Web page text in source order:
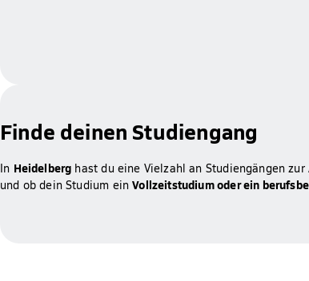
Finde deinen Studiengang
In Heidelberg hast du eine Vielzahl an Studiengängen
und ob dein Studium einVollzeitstudium oder ein